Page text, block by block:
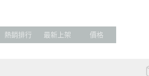
熱銷排行 最新上架 價格